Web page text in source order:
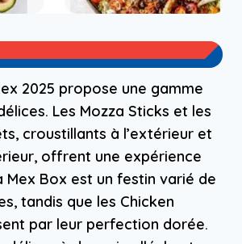
2025 propose une gamme
Les Mozza Sticks et les
croustillants à l’extérieur et
offrent une expérience
Mex Box est un festin varié de
tandis que les Chicken
par leur perfection dorée.